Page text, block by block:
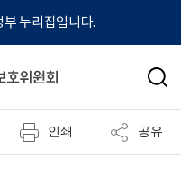
누리집입니다.
검
인쇄 공유